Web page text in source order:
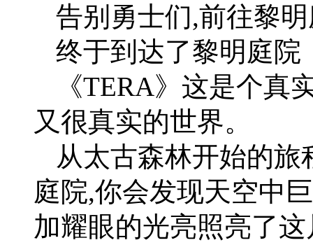
告别勇士们,前往黎
终于到达了黎明庭院
《TERA》这是个真
又很真实的世界。
从太古森林开始的
庭院,你会发现天空中
加耀眼的光亮照亮了